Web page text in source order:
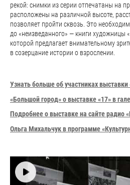
рекой: снимки из серии отпечатаны на
расположены на различной высоте,
позволяет пройти сквозь. Это
до «неизведанного» — книги художницы
которой предлагает внимательному
в созерцание истории о взрослении.
Узнать больше об участниках выставки
«Большой город» о выставке «17» в
Подробнее о выставке на сайте радио
Ольга Михальчук в программе«К